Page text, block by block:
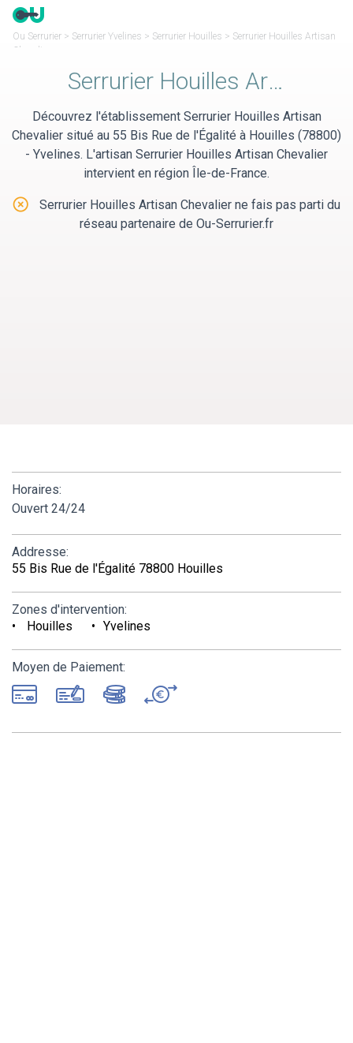
Panneau de gestion des cookies
Ou Serrurier > Serrurier Yvelines > Serrurier Houilles > Serrurier Houilles Artisan
Chevalier
Serrurier Houilles Artisan Chevalier
Découvrez l'établissement Serrurier Houilles Artisan
Chevalier situé au 55 Bis Rue de l'Égalité à Houilles (78800)
- Yvelines. L'artisan Serrurier Houilles Artisan Chevalier
intervient en région Île-de-France.
Serrurier Houilles Artisan Chevalier ne fais pas parti du
réseau partenaire de Ou-Serrurier.fr
Horaires:
Ouvert 24/24
Addresse:
55 Bis Rue de l'Égalité 78800 Houilles
Zones d'intervention:
Houilles
Yvelines
Moyen de Paiement: